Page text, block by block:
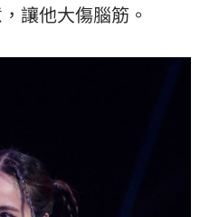
讓他大傷腦筋。